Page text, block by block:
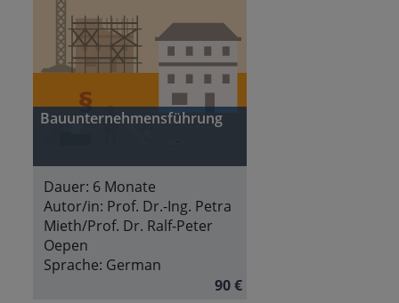
Bauunternehmensführung
Dauer: 6 Monate
Autor/in: Prof. Dr.-Ing. Petra
Mieth/Prof. Dr. Ralf-Peter
Oepen
Sprache: German
90 €